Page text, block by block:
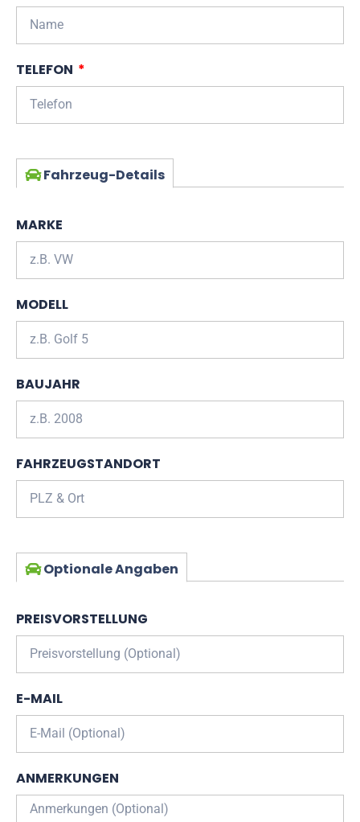
TELEFON
Fahrzeug-Details
MARKE
MODELL
BAUJAHR
FAHRZEUGSTANDORT
Optionale Angaben
PREISVORSTELLUNG
E-MAIL
ANMERKUNGEN